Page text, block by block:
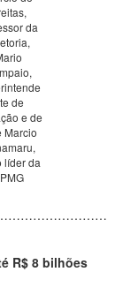
da
de
e de
Marcio
líder da
R$ 8 bilhões